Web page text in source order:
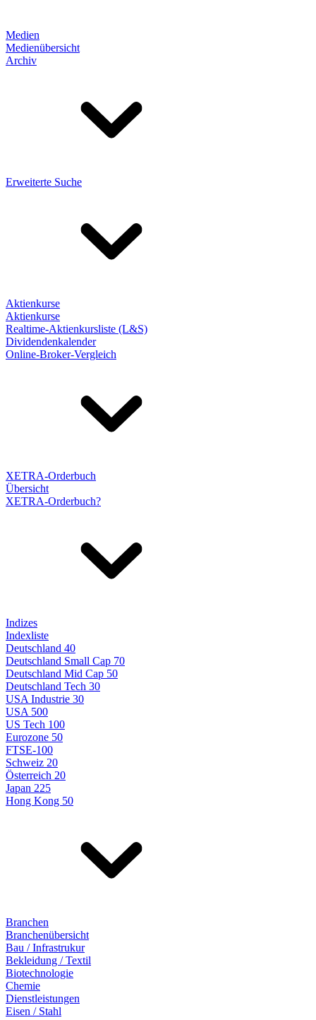
Medien
Medienübersicht
Archiv
Erweiterte Suche
Aktienkurse
Aktienkurse
Realtime-Aktienkursliste (L&S)
Dividendenkalender
Online-Broker-Vergleich
XETRA-Orderbuch
Übersicht
XETRA-Orderbuch?
Indizes
Indexliste
Deutschland 40
Deutschland Small Cap 70
Deutschland Mid Cap 50
Deutschland Tech 30
USA Industrie 30
USA 500
US Tech 100
Eurozone 50
FTSE-100
Schweiz 20
Österreich 20
Japan 225
Hong Kong 50
Branchen
Branchenübersicht
Bau / Infrastrukur
Bekleidung / Textil
Biotechnologie
Chemie
Dienstleistungen
Eisen / Stahl